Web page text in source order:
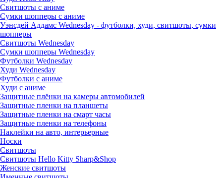
Свитшоты с аниме
Сумки шопперы с аниме
Уэнсдей Аддамс Wednesday - футболки, худи, свитшоты, сумки
шопперы
Свитшоты Wednesday
Сумки шопперы Wednesday
Футболки Wednesday
Худи Wednesday
Футболки с аниме
Худи с аниме
Защитные плёнки на камеры автомобилей
Защитные пленки на планшеты
Защитные пленки на смарт часы
Защитные пленки на телефоны
Наклейки на авто, интерьерные
Носки
Свитшоты
Cвитшоты Hello Kitty Sharp&Shop
Женские свитшоты